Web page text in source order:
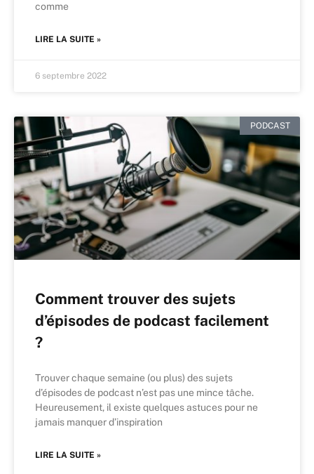
comme
LIRE LA SUITE »
6 septembre 2022
PODCAST
Comment trouver des sujets
d’épisodes de podcast facilement
?
Trouver chaque semaine (ou plus) des sujets
d’épisodes de podcast n’est pas une mince tâche.
Heureusement, il existe quelques astuces pour ne
jamais manquer d’inspiration
LIRE LA SUITE »